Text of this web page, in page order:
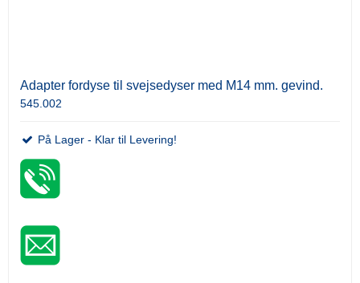
Adapter fordyse til svejsedyser med M14 mm. gevind.
545.002
På Lager - Klar til Levering!